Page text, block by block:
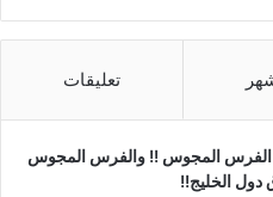
تعليقات
الفرس المجوس !! والفرس المجوس
دول الخليج!!